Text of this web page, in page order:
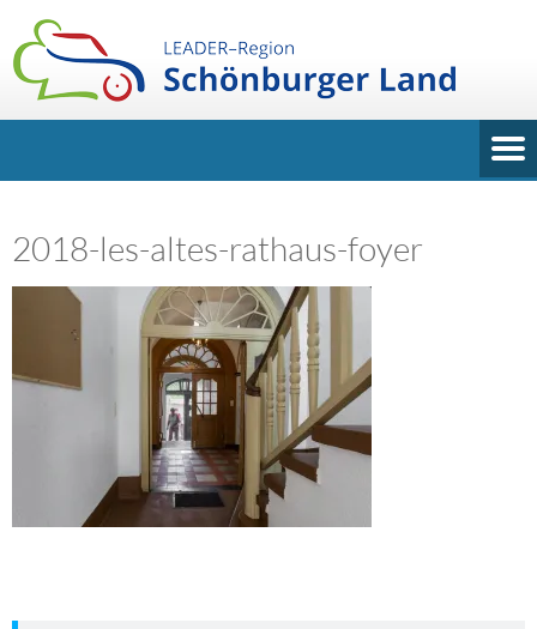
2018-les-altes-rathaus-foyer